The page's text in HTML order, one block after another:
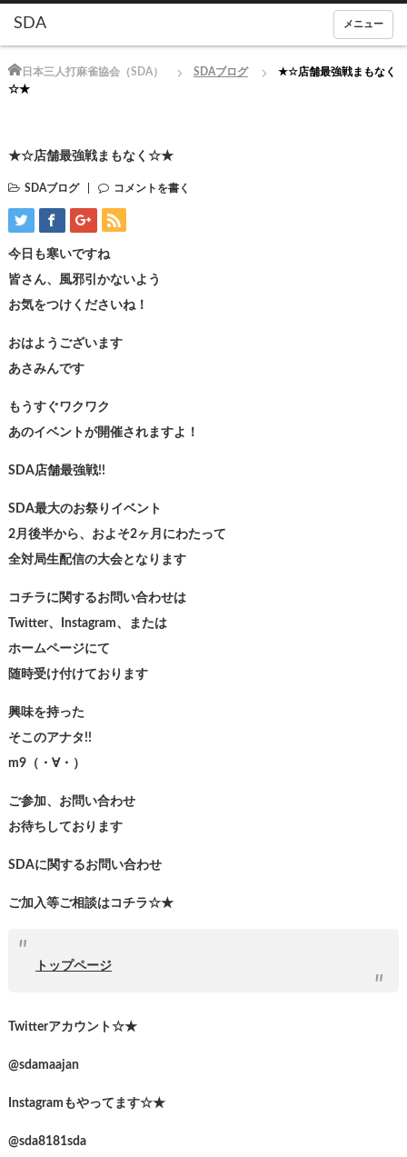
メニュー
日本三人打麻雀協会（SDA）
Home SDAブログ
★☆店舗最強戦まもなく
☆★
★☆店舗最強戦まもなく☆★
SDAブログ コメントを書く
今日も寒いですね
皆さん、風邪引かないよう
お気をつけくださいね！
おはようございます
あさみんです
もうすぐワクワク
あのイベントが開催されますよ！
SDA店舗最強戦!!
SDA最大のお祭りイベント
2月後半から、およそ2ヶ月にわたって
全対局生配信の大会となります
コチラに関するお問い合わせは
Twitter、Instagram、または
ホームページにて
随時受け付けております
興味を持った
そこのアナタ!!
m9（・∀・）
ご参加、お問い合わせ
お待ちしております
SDAに関するお問い合わせ
ご加入等ご相談はコチラ☆★
トップページ
Twitterアカウント☆★
@sdamaajan
Instagramもやってます☆★
@sda8181sda